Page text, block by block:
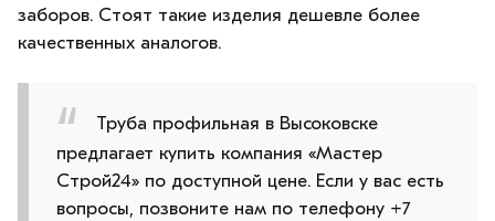
заборов. Стоят такие изделия дешевле более
качественных аналогов.
Труба профильная в Высоковске
предлагает купить компания «Мастер
Строй24» по доступной цене. Если у вас есть
вопросы, позвоните нам по телефону +7